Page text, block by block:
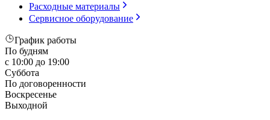
Расходные материалы
Сервисное оборудование
График работы
По будням
с 10:00 до 19:00
Суббота
По договоренности
Воскресенье
Выходной